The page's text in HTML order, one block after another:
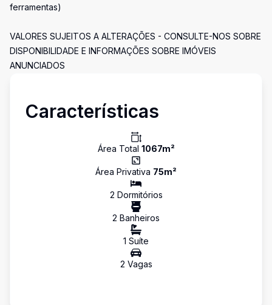
ferramentas)
VALORES SUJEITOS A ALTERAÇÕES - CONSULTE-NOS SOBRE
DISPONIBILIDADE E INFORMAÇÕES SOBRE IMÓVEIS
ANUNCIADOS
Características
Área Total 1067m²
Área Privativa 75m²
2 Dormitórios
2 Banheiros
1 Suíte
2 Vagas